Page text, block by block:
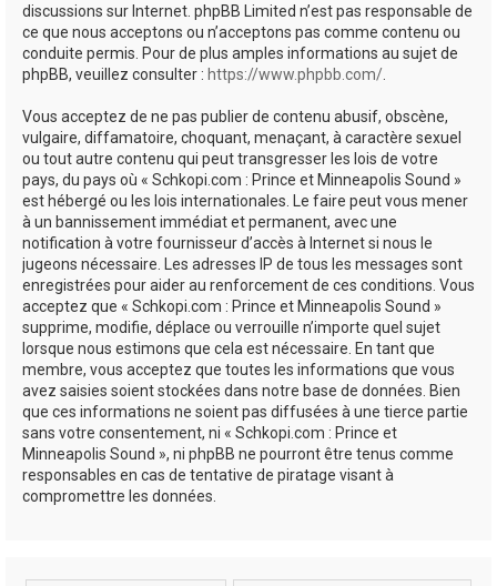
discussions sur Internet. phpBB Limited n’est pas responsable de
ce que nous acceptons ou n’acceptons pas comme contenu ou
conduite permis. Pour de plus amples informations au sujet de
phpBB, veuillez consulter : https://www.phpbb.com/
Vous acceptez de ne pas publier de contenu abusif, obscène,
vulgaire, diffamatoire, choquant, menaçant, à caractère sexuel
ou tout autre contenu qui peut transgresser les lois de votre
pays, du pays où « Schkopi.com : Prince et Minneapolis Sound »
est hébergé ou les lois internationales. Le faire peut vous mener
à un bannissement immédiat et permanent, avec une
notification à votre fournisseur d’accès à Internet si nous le
jugeons nécessaire. Les adresses IP de tous les messages sont
enregistrées pour aider au renforcement de ces conditions. Vous
acceptez que « Schkopi.com : Prince et Minneapolis Sound »
supprime, modifie, déplace ou verrouille n’importe quel sujet
lorsque nous estimons que cela est nécessaire. En tant que
membre, vous acceptez que toutes les informations que vous
avez saisies soient stockées dans notre base de données. Bien
que ces informations ne soient pas diffusées à une tierce partie
sans votre consentement, ni « Schkopi.com : Prince et
Minneapolis Sound », ni phpBB ne pourront être tenus comme
responsables en cas de tentative de piratage visant à
compromettre les données.